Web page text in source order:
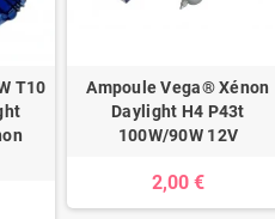
T10
Ampoule Vega® Xénon
Daylight H4 P43t
100W/90W 12V
2,00 €